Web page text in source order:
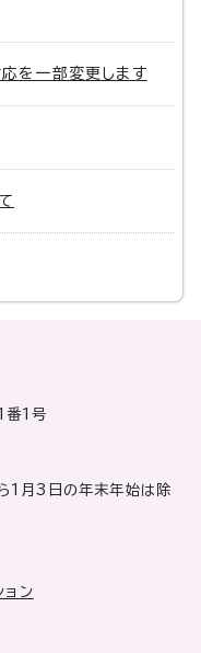
を一部変更します
1号
1月3日の年末年始は除
ョン